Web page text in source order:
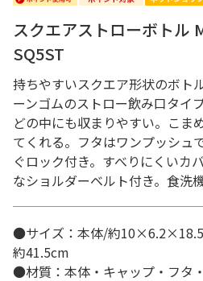
スクエアストローボトル
SQ5ST
持ちやすいスクエア形状のボト
ーンゴムのストロー飲み口タイ
どの中にも収まりやすい。こま
てくれる。フタはワンプッシュ
ぐロック付き。すべりにくいカ
なショルダーベルト付き。食洗
●サイズ：本体/約
約41.5cm
●材質：本体・キャップ・フタ